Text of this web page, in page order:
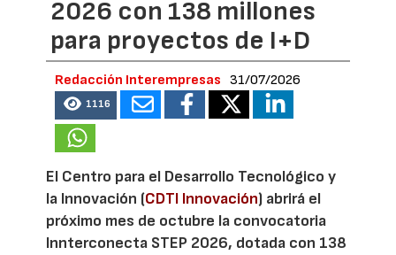
2026 con 138 millones
para proyectos de I+D
Redacción Interempresas 31/07/2026
1116
El Centro para el Desarrollo Tecnológico y
la Innovación (CDTI Innovación) abrirá el
próximo mes de octubre la convocatoria
Innterconecta STEP 2026, dotada con 138